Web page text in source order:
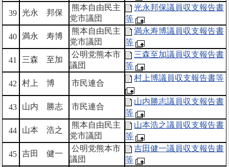
39 光永 邦保
熊本自由民主
党市議団
光永邦保議員収支報告書
等
40 満永 寿博
熊本自由民主
党市議団
満永寿博議員収支報告書
等
41 三森 至加
公明党熊本市
議団
三森至加議員収支報告書
等
42 村上 博 市民連合
村上博議員収支報告書等
43 山内 勝志 市民連合
山内勝志議員収支報告書
等
44 山本 浩之
熊本自由民主
党市議団
山本浩之議員収支報告書
等
45 吉田 健一
公明党熊本市
議団
吉田健一議員収支報告書
等